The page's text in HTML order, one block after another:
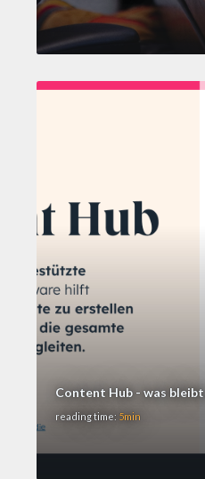
Content Hub - was
reading time: 5min